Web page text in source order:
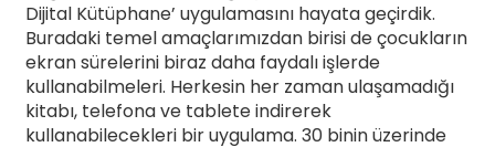
Dijital Kütüphane’ uygulamasını hayata geçirdik.
Buradaki temel amaçlarımızdan birisi de çocukların
ekran sürelerini biraz daha faydalı işlerde
kullanabilmeleri. Herkesin her zaman ulaşamadığı
kitabı, telefona ve tablete indirerek
kullanabilecekleri bir uygulama. 30 binin üzerinde